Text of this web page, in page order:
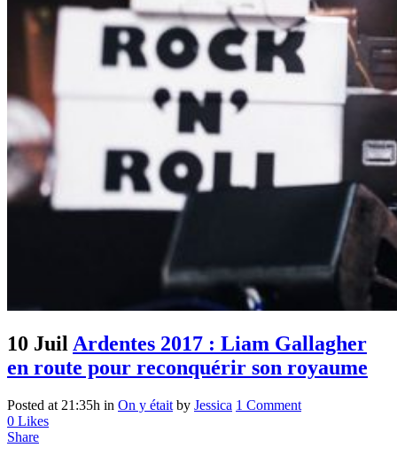
10 JuilArdentes 2017 : Liam Gallagher
en route pour reconquérir son royaume
Posted at 21:35h in On y était by Jessica 1 Comment
0 Likes
Share